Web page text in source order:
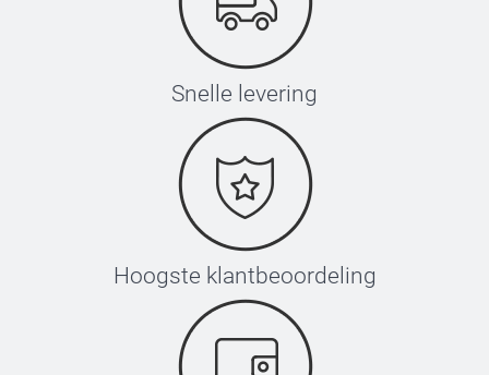
Snelle levering
Hoogste klantbeoordeling